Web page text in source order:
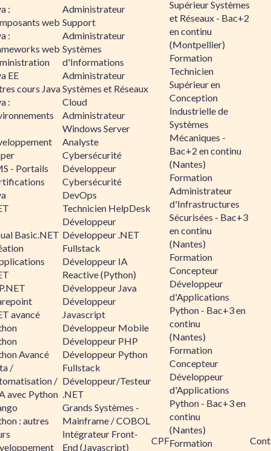
:
web
:
web
EE
cours Java
:
- Portails
Basic.NET
avancé
Avancé
/
/
avec Python
: autres
Administrateur
Support
Administrateur
Systèmes
d'Informations
Administrateur
Systèmes et Réseaux
Cloud
Administrateur
Windows Server
Analyste
Cybersécurité
Développeur
Cybersécurité
DevOps
Technicien HelpDesk
Développeur
Développeur .NET
Fullstack
Développeur IA
Reactive (Python)
Développeur Java
Développeur
Javascript
Développeur Mobile
Développeur PHP
Développeur Python
Fullstack
Développeur/Testeur
.NET
Grands Systèmes -
Mainframe / COBOL
Intégrateur Front-
End (Javascript)
CPF
Supérieur Systèmes
et Réseaux - Bac+2
en continu
(Montpellier)
Formation
Technicien
Supérieur en
Conception
Industrielle de
Systèmes
Mécaniques -
Bac+2 en continu
(Nantes)
Formation
Administrateur
d'Infrastructures
Sécurisées - Bac+3
en continu
(Nantes)
Formation
Concepteur
Développeur
d'Applications
Python - Bac+3 en
continu
(Nantes)
Formation
Concepteur
Développeur
d'Applications
Python - Bac+3 en
continu
(Nantes)
Formation